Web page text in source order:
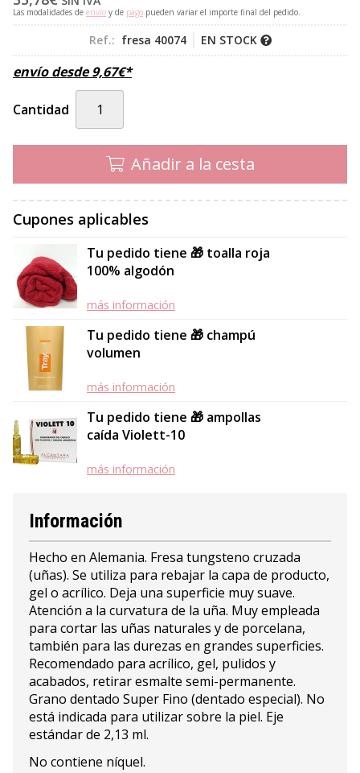
Las modalidades de envío y de pago pueden variar el importe final del pedido.
Ref.: fresa 40074 EN STOCK
envío desde9,67€*
Cantidad
Añadir a la cesta
Cupones aplicables
Tu pedido tiene 🎁 toalla roja
100% algodón
más información
Tu pedido tiene 🎁 champú
volumen
más información
Tu pedido tiene 🎁 ampollas
caída Violett-10
más información
Información
Hecho en Alemania. Fresa tungsteno cruzada
(uñas). Se utiliza para rebajar la capa de producto,
gel o acrílico. Deja una superficie muy suave.
Atención a la curvatura de la uña. Muy empleada
para cortar las uñas naturales y de porcelana,
también para las durezas en grandes superficies.
Recomendado para acrílico, gel, pulidos y
acabados, retirar esmalte semi-permanente.
Grano dentado Super Fino (dentado especial). No
está indicada para utilizar sobre la piel. Eje
estándar de 2,13 ml.
No contiene níquel.